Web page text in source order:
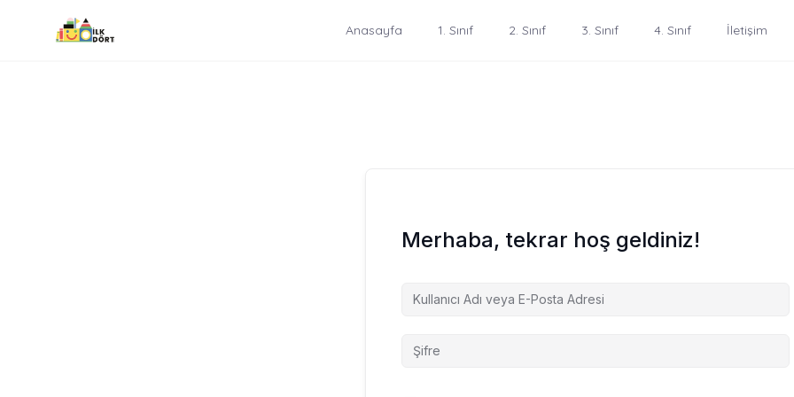
Anasayfa 1. Sınıf 2. Sınıf 3. Sınıf 4. Sınıf İletişim
Merhaba, tekrar hoş geldiniz!